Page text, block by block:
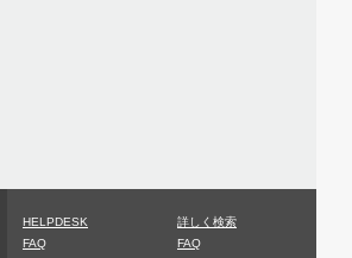
HELPDESK
FAQ
詳しく検索
FAQ